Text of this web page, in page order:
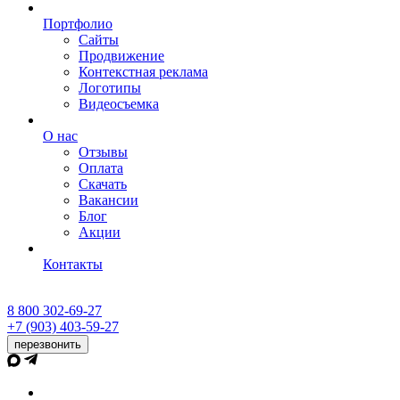
Портфолио
Сайты
Продвижение
Контекстная реклама
Логотипы
Видеосъемка
О нас
Отзывы
Оплата
Скачать
Вакансии
Блог
Акции
Контакты
8 800 302-69-27
+7 (903) 403-59-27
перезвонить